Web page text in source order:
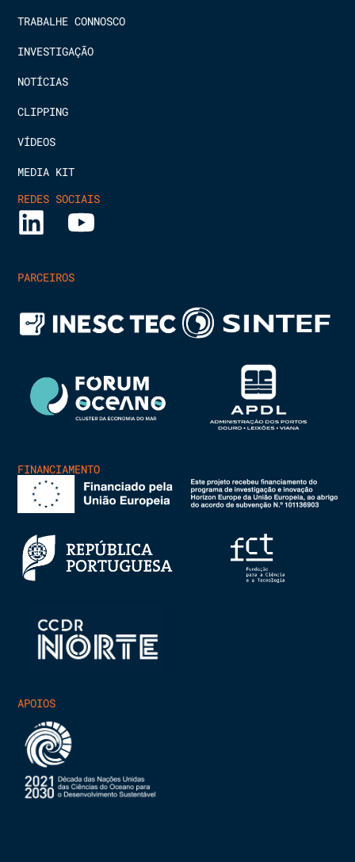
TRABALHE CONNOSCO
INVESTIGAÇÃO
NOTÍCIAS
CLIPPING
VÍDEOS
MEDIA KIT
REDES SOCIAIS
PARCEIROS
FINANCIAMENTO
APOIOS